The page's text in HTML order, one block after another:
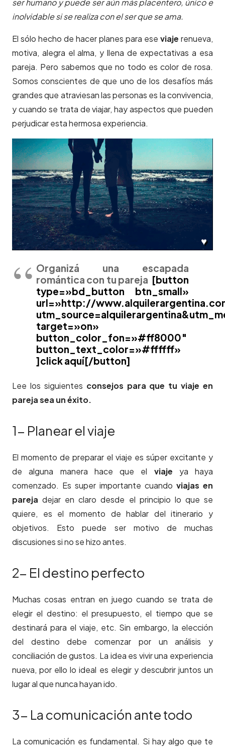
ser humano y puede ser aún más placentero, único e
inolvidable si se realiza con el ser que se ama.
El sólo hecho de hacer planes para ese viaje renueva,
motiva, alegra el alma, y llena de expectativas a esa
pareja. Pero sabemos que no todo es color de rosa.
Somos conscientes de que uno de los desafíos más
grandes que atraviesan las personas es la convivencia,
y cuando se trata de viajar, hay aspectos que pueden
perjudicar esta hermosa experiencia.
Organizá una escapada
romántica con tu pareja [button
type=»bd_button btn_small»
url=»http://
target=»on»
button_color_fon=»#ff8000″
button_text_color=»#ffffff»
]click aquí[/button]
Lee los siguientes consejos para que tu viaje en
pareja sea un éxito.
1- Planear el viaje
El momento de preparar el viaje es súper excitante y
de alguna manera hace que el viaje ya haya
comenzado. Es super importante cuando viajas en
pareja dejar en claro desde el principio lo que se
quiere, es el momento de hablar del itinerario y
objetivos. Esto puede ser motivo de muchas
discusiones si no se hizo antes.
2- El destino perfecto
Muchas cosas entran en juego cuando se trata de
elegir el destino: el presupuesto, el tiempo que se
destinará para el viaje, etc. Sin embargo, la elección
del destino debe comenzar por un análisis y
conciliación de gustos. La idea es vivir una experiencia
nueva, por ello lo ideal es elegir y descubrir juntos un
lugar al que nunca hayan ido.
3- La comunicación ante todo
La comunicación es fundamental. Si hay algo que te